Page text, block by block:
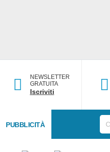
NEWSLETTER
GRATUITA
Iscriviti
FORUM PUBBLICITÀ